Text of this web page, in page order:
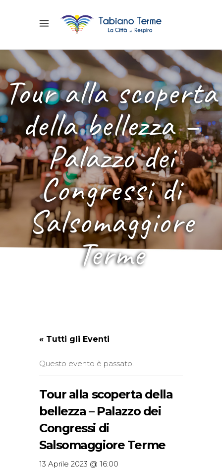
Tour alla scoperta
della bellezza –
Palazzo dei
Congressi di
Salsomaggiore
Terme
« Tutti gli Eventi
Questo evento è passato.
Tour alla scoperta della
bellezza – Palazzo dei
Congressi di
Salsomaggiore Terme
13 Aprile 2023 @ 16:00